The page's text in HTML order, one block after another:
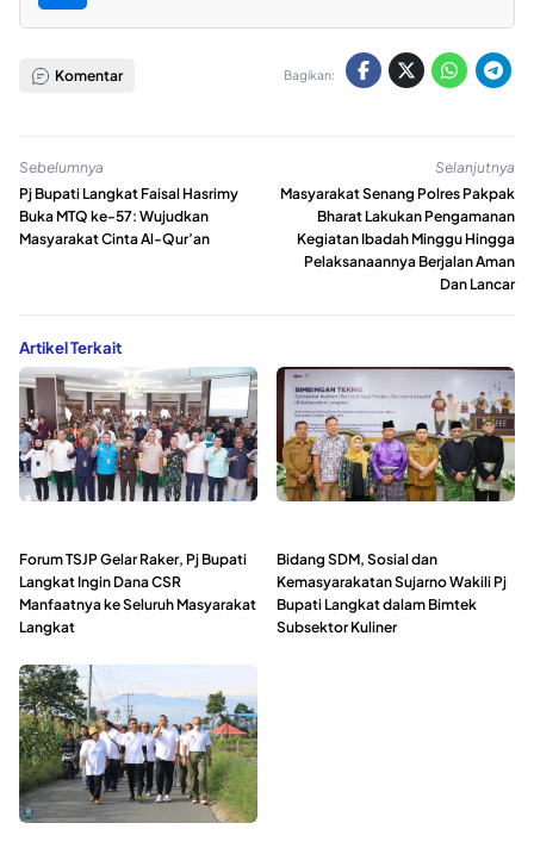
Komentar Bagikan:
Sebelumnya
Pj Bupati Langkat Faisal Hasrimy
Buka MTQ ke-57: Wujudkan
Masyarakat Cinta Al-Qur’an
Selanjutnya
Masyarakat Senang Polres Pakpak
Bharat Lakukan Pengamanan
Kegiatan Ibadah Minggu Hingga
Pelaksanaannya Berjalan Aman
Dan Lancar
Artikel Terkait
Forum TSJP Gelar Raker, Pj Bupati
Langkat Ingin Dana CSR
Manfaatnya ke Seluruh Masyarakat
Langkat
Bidang SDM, Sosial dan
Kemasyarakatan Sujarno Wakili Pj
Bupati Langkat dalam Bimtek
Subsektor Kuliner